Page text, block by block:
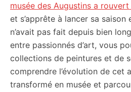
musée des Augustins a
et s’apprête à lancer sa saison
n’avait pas fait depuis bien
entre passionnés d’art, vous
collections de peintures et de
comprendre l’évolution de cet
transformé en musée et